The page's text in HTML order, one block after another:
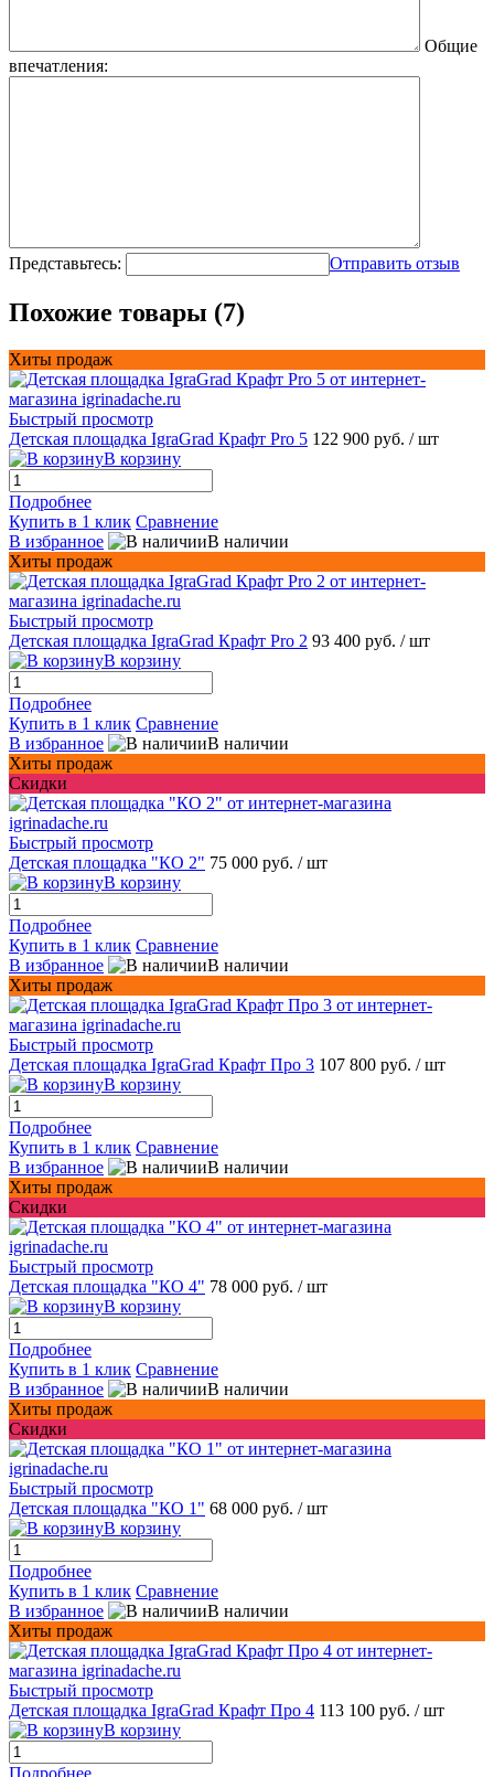
Общие
впечатления:
Представьтесь: Отправить отзыв
Похожие товары (7)
Хиты продаж
Быстрый просмотр
Детская площадка IgraGrad Крафт Pro 5 122 900 руб. / шт
В корзину
Подробнее
Купить в 1 клик Сравнение
В избранное
В наличии
Хиты продаж
Быстрый просмотр
Детская площадка IgraGrad Крафт Pro 2 93 400 руб. / шт
В корзину
Подробнее
Купить в 1 клик Сравнение
В избранное
В наличии
Хиты продаж
Скидки
Быстрый просмотр
Детская площадка "КО 2" 75 000 руб. / шт
В корзину
Подробнее
Купить в 1 клик Сравнение
В избранное
В наличии
Хиты продаж
Быстрый просмотр
Детская площадка IgraGrad Крафт Про 3 107 800 руб. / шт
В корзину
Подробнее
Купить в 1 клик Сравнение
В избранное
В наличии
Хиты продаж
Скидки
Быстрый просмотр
Детская площадка "КО 4" 78 000 руб. / шт
В корзину
Подробнее
Купить в 1 клик Сравнение
В избранное
В наличии
Хиты продаж
Скидки
Быстрый просмотр
Детская площадка "КО 1" 68 000 руб. / шт
В корзину
Подробнее
Купить в 1 клик Сравнение
В избранное
В наличии
Хиты продаж
Быстрый просмотр
Детская площадка IgraGrad Крафт Про 4 113 100 руб. / шт
В корзину
Подробнее